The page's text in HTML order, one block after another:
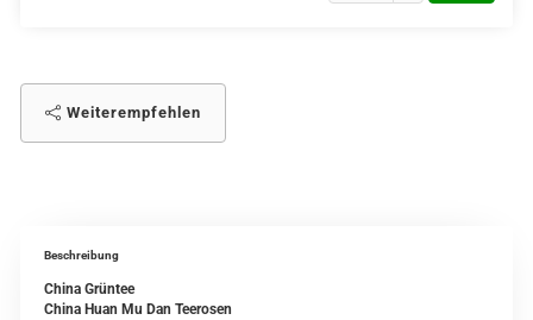
Weiterempfehlen
Beschreibung
China Grüntee
China Huan Mu Dan Teerosen